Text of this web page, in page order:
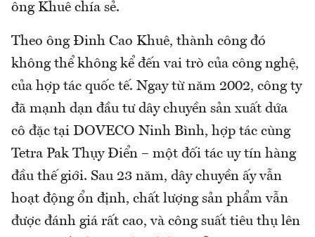
ông Khuê chía sẻ.
Theo ông Đinh Cao Khuê, thành công đó
không thể không kể đến vai trò của công nghệ,
của hợp tác quốc tế. Ngay từ năm 2002, công ty
đã mạnh dạn đầu tư dây chuyền sản xuất dứa
cô đặc tại DOVECO Ninh Bình, hợp tác cùng
Tetra Pak Thụy Điển – một đối tác uy tín hàng
đầu thế giới. Sau 23 năm, dây chuyền ấy vẫn
hoạt động ổn định, chất lượng sản phẩm vẫn
được đánh giá rất cao, và công suất tiêu thụ lên